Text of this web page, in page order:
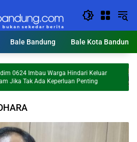
Bale Bandung Bale Kota Bandung
Imbau Warga Hindari Keluar
Ada Keperluan Penting